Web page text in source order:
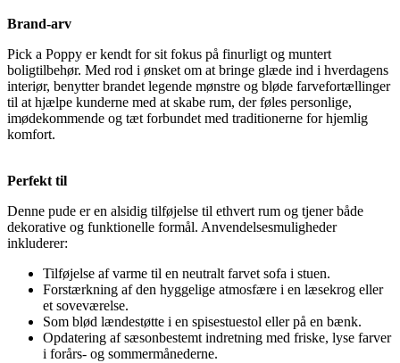
Brand-arv
Pick a Poppy er kendt for sit fokus på finurligt og muntert
boligtilbehør. Med rod i ønsket om at bringe glæde ind i hverdagens
interiør, benytter brandet legende mønstre og bløde farvefortællinger
til at hjælpe kunderne med at skabe rum, der føles personlige,
imødekommende og tæt forbundet med traditionerne for hjemlig
komfort.
Perfekt til
Denne pude er en alsidig tilføjelse til ethvert rum og tjener både
dekorative og funktionelle formål. Anvendelsesmuligheder
inkluderer:
Tilføjelse af varme til en neutralt farvet sofa i stuen.
Forstærkning af den hyggelige atmosfære i en læsekrog eller
et soveværelse.
Som blød lændestøtte i en spisestuestol eller på en bænk.
Opdatering af sæsonbestemt indretning med friske, lyse farver
i forårs- og sommermånederne.